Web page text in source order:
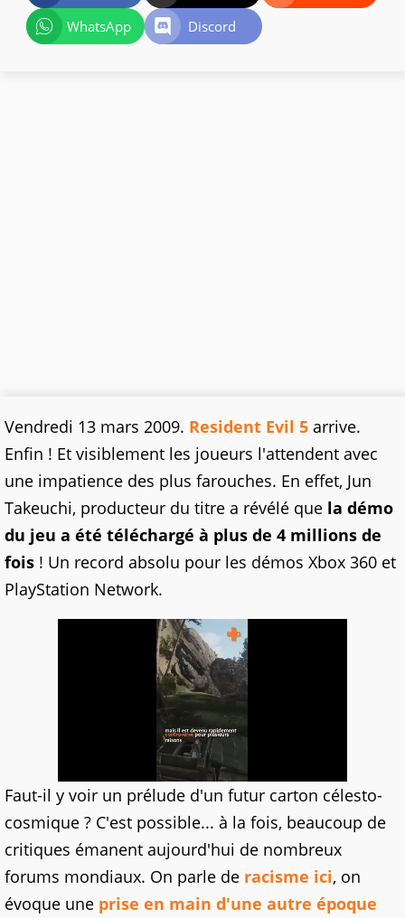
WhatsApp
Discord
Vendredi 13 mars 2009. Resident Evil 5 arrive.
Enfin ! Et visiblement les joueurs l'attendent avec
une impatience des plus farouches. En effet, Jun
Takeuchi, producteur du titre a révélé que la démo
du jeu a été téléchargé à plus de 4 millions de
fois ! Un record absolu pour les démos Xbox 360 et
PlayStation Network.
Faut-il y voir un prélude d'un futur carton célesto-
cosmique ? C'est possible... à la fois, beaucoup de
critiques émanent aujourd'hui de nombreux
forums mondiaux. On parle de racisme ici, on
évoque une prise en main d'une autre époque